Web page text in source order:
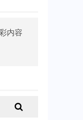
内容